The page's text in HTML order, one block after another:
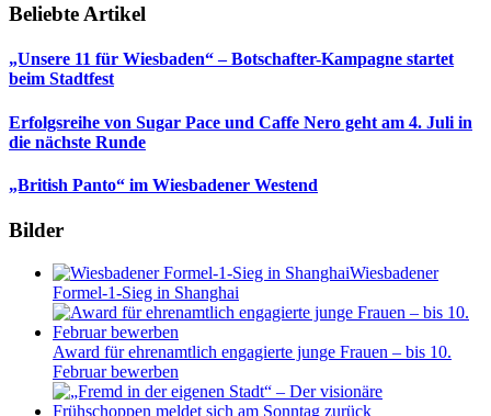
Beliebte Artikel
„Unsere 11 für Wiesbaden“ – Botschafter-Kampagne startet
beim Stadtfest
Erfolgsreihe von Sugar Pace und Caffe Nero geht am 4. Juli in
die nächste Runde
„British Panto“ im Wiesbadener Westend
Bilder
Wiesbadener
Formel-1-Sieg in Shanghai
Award für ehrenamtlich engagierte junge Frauen – bis 10.
Februar bewerben